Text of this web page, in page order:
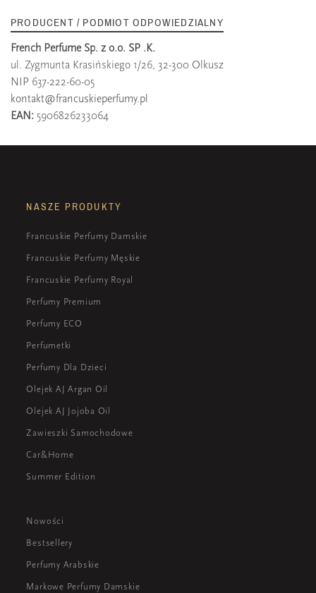
PRODUCENT / PODMIOT ODPOWIEDZIALNY
French Perfume Sp. z o.o. SP .K.
ul. Zygmunta Krasińskiego 1/26, 32-300 Olkusz
NIP 637-222-60-05
kontakt@francuskieperfumy.pl
EAN: 5906826233064
NASZE PRODUKTY
Francuskie Perfumy Damskie
Francuskie Perfumy Męskie
Francuskie Perfumy Royal
Perfumy Premium
Perfumy ECO
Perfumetki
Perfumy Dla Dzieci
Olejek AJ Argan Oil
Olejek AJ Jojoba Oil
Zawieszki Samochodowe
Car&Home
Summer Edition
Nowości
Bestsellery
Perfumy Arabskie
Markowe Perfumy Damskie